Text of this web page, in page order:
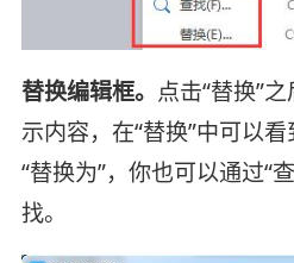
替换编辑框。 点击“替换”
示内容，在“替换”中可以
“替换为”，你也可以通过“
找。